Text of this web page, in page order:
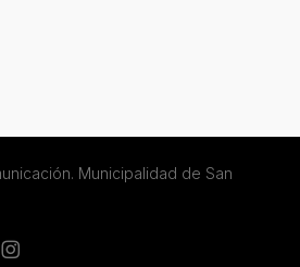
Municipalidad de San
instagram